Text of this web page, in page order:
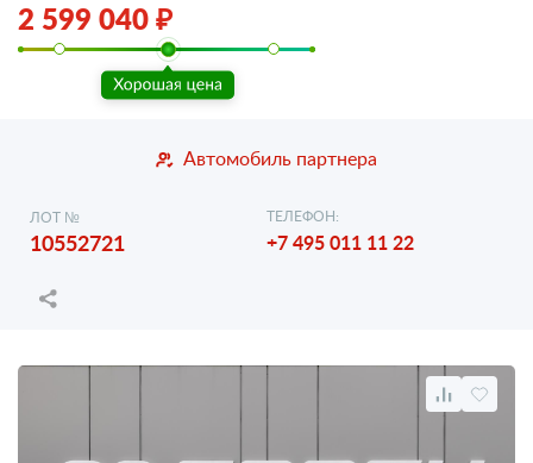
2 599 040 ₽
Автомобиль партнера
ЛОТ №
10552721
ТЕЛЕФОН:
+7 495 011 11 22